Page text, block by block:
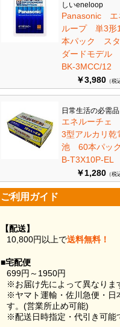
しいeneloop
Panasonic エ
ループ 単3形
本パック ス
ダードモデル
BK-3MCC/12
￥3,980 （税
日常生活の必需
エネルーチェ
3型アルカリ乾
池 60本パ
B-T3X10P-EL
￥1,280 （税
ご利用ガイド
【配送】
10,800円以上で送料無料！
■宅配便
699円～1950円
※お届け先によって異なりま
※ヤマト運輸・佐川急便・日
す。(営業所止め可能)
※配送日時指定・代引き可能